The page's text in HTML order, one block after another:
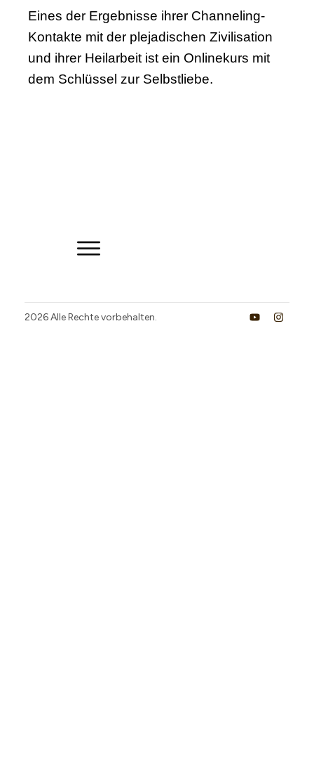
Eines der Ergebnisse ihrer Channeling-
Kontakte mit der plejadischen Zivilisation
und ihrer Heilarbeit ist ein Onlinekurs mit
dem Schlüssel zur Selbstliebe.
2026Alle Rechte vorbehalten.